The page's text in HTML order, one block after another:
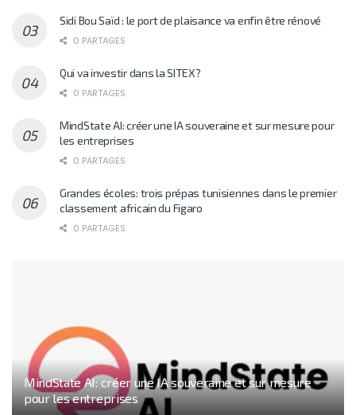
Sidi Bou Saïd : le port de plaisance va enfin être rénové
0 PARTAGES
Qui va investir dans la SITEX?
0 PARTAGES
MindState AI: créer une IA souveraine et sur mesure pour
les entreprises
0 PARTAGES
Grandes écoles: trois prépas tunisiennes dans le premier
classement africain du Figaro
0 PARTAGES
MindState AI: créer une IA souveraine et sur mesure
pour les entreprises